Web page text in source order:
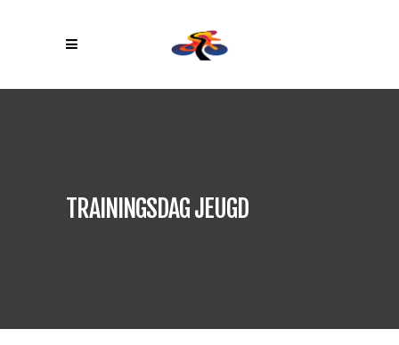
TRAININGSDAG JEUGD